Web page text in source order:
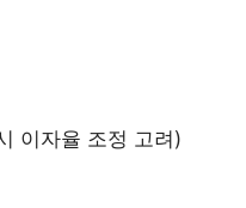
이자율 조정 고려)